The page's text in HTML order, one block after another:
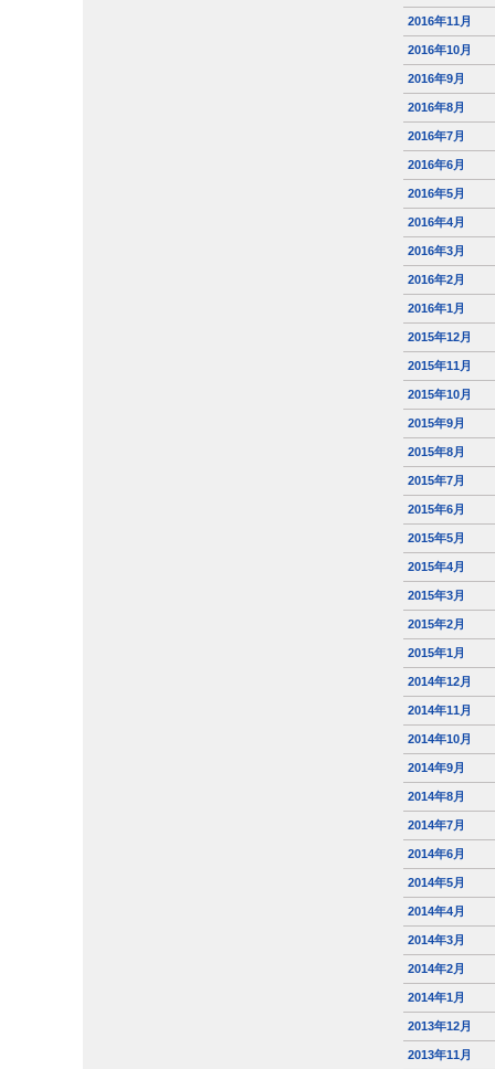
2016年11月
2016年10月
2016年9月
2016年8月
2016年7月
2016年6月
2016年5月
2016年4月
2016年3月
2016年2月
2016年1月
2015年12月
2015年11月
2015年10月
2015年9月
2015年8月
2015年7月
2015年6月
2015年5月
2015年4月
2015年3月
2015年2月
2015年1月
2014年12月
2014年11月
2014年10月
2014年9月
2014年8月
2014年7月
2014年6月
2014年5月
2014年4月
2014年3月
2014年2月
2014年1月
2013年12月
2013年11月